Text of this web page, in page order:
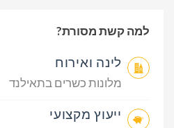
למה קשת מסורת?
לינה ואירוח
מלונות כשרים בתאילנד
ייעוץ מקצועי